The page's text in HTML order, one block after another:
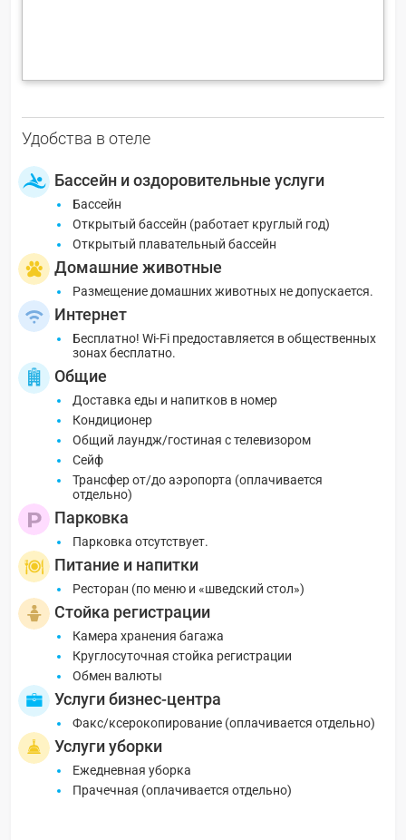
Удобства в отеле
Бассейн и оздоровительные услуги
Бассейн
Открытый бассейн (работает круглый год)
Открытый плавательный бассейн
Домашние животные
Размещение домашних животных не допускается.
Интернет
Бесплатно! Wi-Fi предоставляется в общественных
зонах бесплатно.
Общие
Доставка еды и напитков в номер
Кондиционер
Общий лаундж/гостиная с телевизором
Сейф
Трансфер от/до аэропорта (оплачивается
отдельно)
Парковка
Парковка отсутствует.
Питание и напитки
Ресторан (по меню и «шведский стол»)
Стойка регистрации
Камера хранения багажа
Круглосуточная стойка регистрации
Обмен валюты
Услуги бизнес-центра
Факс/ксерокопирование (оплачивается отдельно)
Услуги уборки
Ежедневная уборка
Прачечная (оплачивается отдельно)